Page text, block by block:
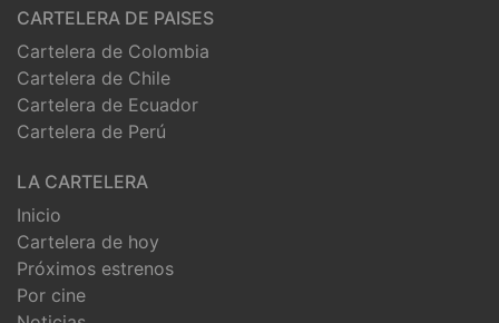
CARTELERA DE PAISES
Cartelera de Colombia
Cartelera de Chile
Cartelera de Ecuador
Cartelera de Perú
LA CARTELERA
Inicio
Cartelera de hoy
Próximos estrenos
Por cine